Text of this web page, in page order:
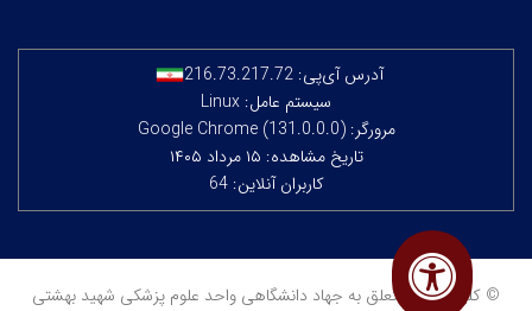
آدرس آی‌پی: 216.73.217.72
سیستم عامل: Linux
مرورگر: Google Chrome (131.0.0.0)
تاریخ مشاهده: ۱۵ مرداد ۱۴۰۵
کاربران آنلاین: 64
© کلیه حقوق متعلق به جهاد دانشگاهی واحد علوم پزشکی شهید بهشتی